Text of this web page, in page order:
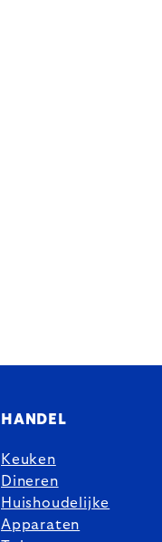
HANDEL
Keuken
Dineren
Huishoudelijke
Apparaten